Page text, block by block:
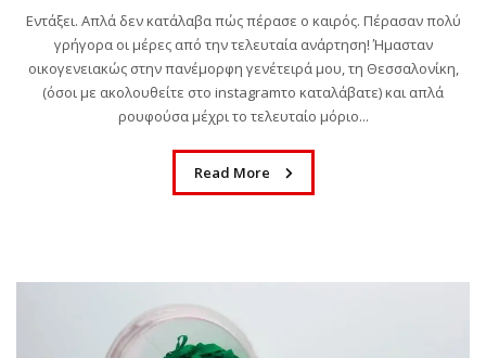
Εντάξει. Απλά δεν κατάλαβα πώς πέρασε ο καιρός. Πέρασαν πολύ
γρήγορα οι μέρες από την τελευταία ανάρτηση! Ήμασταν
οικογενειακώς στην πανέμορφη γενέτειρά μου, τη Θεσσαλονίκη,
(όσοι με ακολουθείτε στο instagramτο καταλάβατε) και απλά
ρουφούσα μέχρι το τελευταίο μόριο...
Read More